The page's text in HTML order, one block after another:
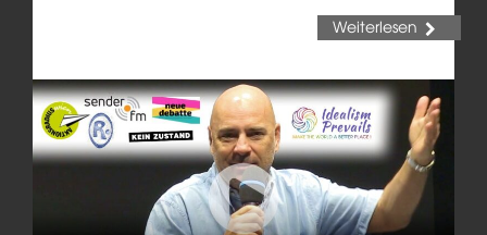
Weiterlesen